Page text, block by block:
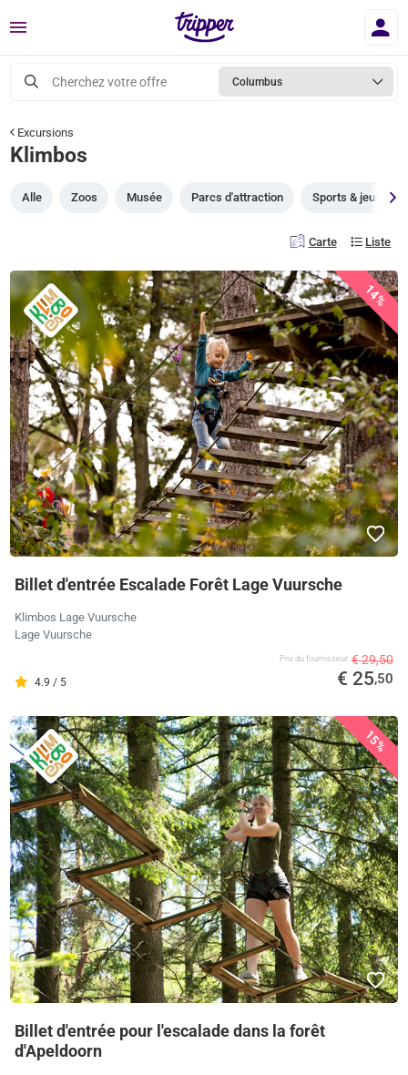
Menu
Cherchez votre offre Columbus
Excursions
Klimbos
Alle Zoos Musée Parcs d'attraction Sports & jeux
Carte Liste
14%
Billet d'entrée Escalade Forêt Lage Vuursche
Klimbos Lage Vuursche
Lage Vuursche
4.9 / 5
Prix ​​du fournisseur € 29,50
€ 25,50
15%
Billet d'entrée pour l'escalade dans la forêt
d'Apeldoorn